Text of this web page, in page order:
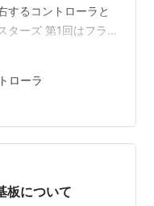
するコントローラと
ターズ 第1回はフラッ
のような役割を担っ
す。コントローラ
のものです。分かり
くは記事をお読みい
Guide To …
ローラ
板について